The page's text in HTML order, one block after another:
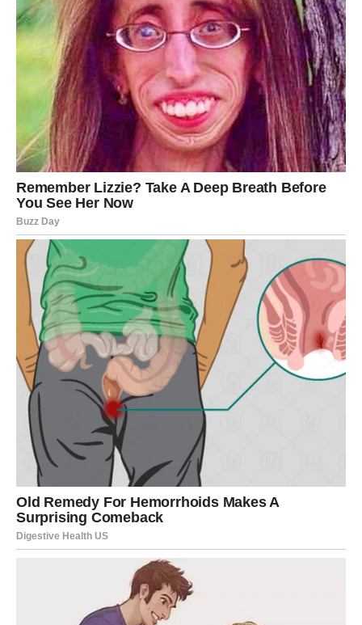
Do kraja maja očekuju vas veoma zanimljiva dešavanja i
na polju emocija.
Ako ste slobodne, postoji velika mogućnost da ćete
upoznati osobu koja će vas odmah privući pažnjom,
harizmom i posebnom energijom. Jedan susret mogao bi
probuditi emocije kakve dugo niste osjetile.
Mnoge Vage će tokom ovog perioda konačno shvatiti ko
im zaista znači i ko zaslužuje mjesto u njihovom životu.
Vage koje su u vezi mogle bi riješiti probleme koji ih dugo
opterećuju. Pred vama su razgovori koji bi mogli donijeti
mnogo više razumijevanja, pažnje i bliskosti.
Jedna osoba mogla bi igrati veliku
ulogu u vašem životu
Zvijezde pokazuju da će do kraja maja jedna osoba imati
veoma važan uticaj na vaše raspoloženje, odluke i
budućnost.
To može biti neko iz prošlosti, ali i osoba koju ste
nedavno upoznale. Upravo kroz taj odnos mogli biste
dobiti podršku, motivaciju i osjećaj sigurnosti koji vam je
Vrlo je moguće da ćete zahvaljujući toj osobi napraviti